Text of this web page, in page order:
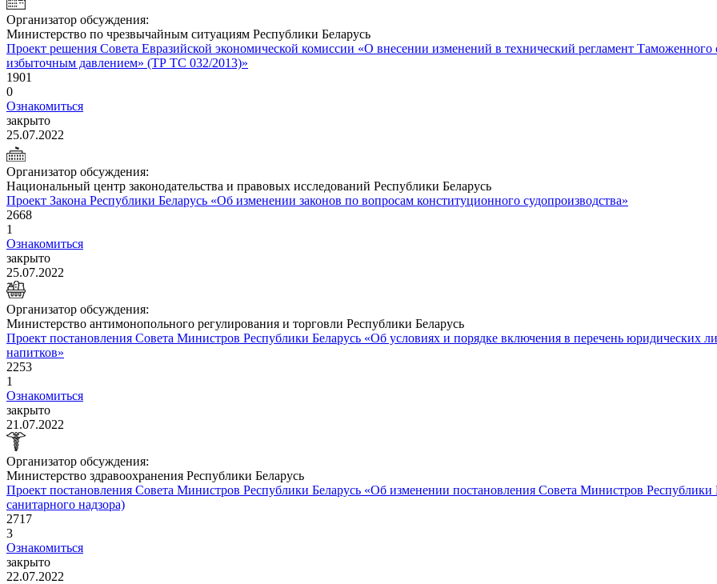
Организатор обсуждения:
Министерство по чрезвычайным ситуациям Республики Беларусь
Проект решения Совета Евразийской экономической комиссии «О внесении изменений в технический регламент
избыточным давлением» (ТР ТС 032/2013)»
1901
0
Ознакомиться
закрыто
25.07.2022
Организатор обсуждения:
Национальный центр законодательства и правовых исследований Республики Беларусь
Проект Закона Республики Беларусь «Об изменении законов по вопросам конституционного судопроизводства»
2668
1
Ознакомиться
закрыто
25.07.2022
Организатор обсуждения:
Министерство антимонопольного регулирования и торговли Республики Беларусь
Проект постановления Совета Министров Республики Беларусь «Об условиях и порядке включения в перечень юридических
напитков»
2253
1
Ознакомиться
закрыто
21.07.2022
Организатор обсуждения:
Министерство здравоохранения Республики Беларусь
Проект постановления Совета Министров Республики Беларусь «Об изменении постановления Совета Министров Республики
санитарного надзора)
2717
3
Ознакомиться
закрыто
22.07.2022